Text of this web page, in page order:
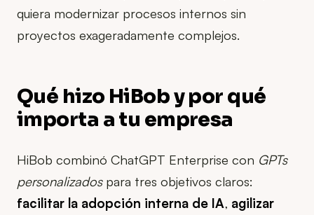
quiera modernizar procesos internos sin
proyectos exageradamente complejos.
Qué hizo HiBob y por qué
importa a tu empresa
HiBob combinó ChatGPT Enterprise con GPTs
personalizadospara tres objetivos claros:
facilitar la adopción interna de IA agilizar